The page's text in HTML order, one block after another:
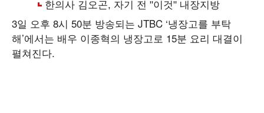
3일 오후 8시 50분 방송되는 JTBC ‘냉장고를 부탁
해’에서는 배우 이종혁의 냉장고로 15분 요리 대결이
펼쳐진다.